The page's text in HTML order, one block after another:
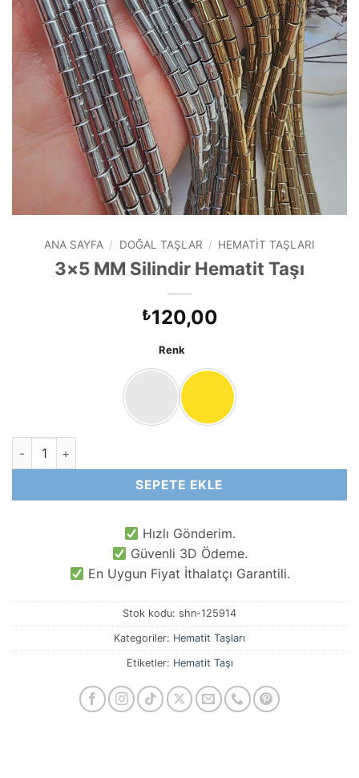
ANA SAYFA / DOĞAL TAŞLAR / HEMATIT TAŞLARI
3×5 MM Silindir Hematit Taşı
₺120,00
Renk
3x5 MM Silindir Hematit Taşı adet
SEPETE EKLE
Hızlı Gönderim.
Güvenli 3D Ödeme.
En Uygun Fiyat İthalatçı Garantili.
Stok kodu: shn-125914
Kategoriler: Hematit Taşları
Etiketler: Hematit Taşı